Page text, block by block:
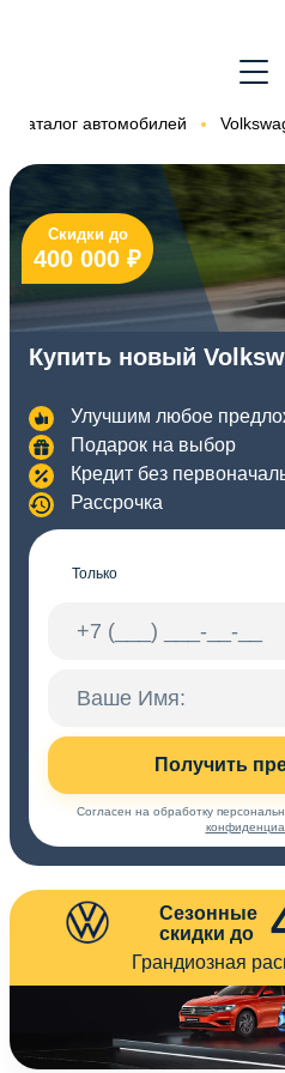
Каталог автомобилей
Купить новый
Улучшим любое
Подарок на выбор
Кредит без
Рассрочка
Скидки до
400 000 ₽
Только
Получить
Согласен на обработку
Сезонные
скидки до
Грандиозная